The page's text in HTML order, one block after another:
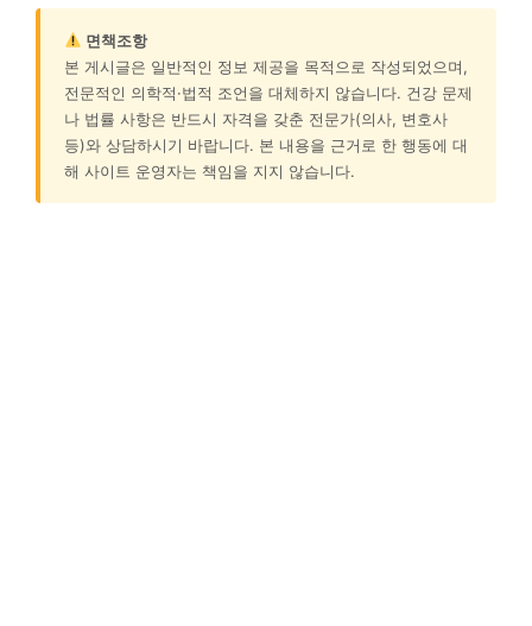
면책조항
본 게시글은 일반적인 정보 제공을 목적으로 작성되었으며,
전문적인 의학적·법적 조언을 대체하지 않습니다. 건강 문제
나 법률 사항은 반드시 자격을 갖춘 전문가(의사, 변호사
등)와 상담하시기 바랍니다. 본 내용을 근거로 한 행동에 대
해 사이트 운영자는 책임을 지지 않습니다.